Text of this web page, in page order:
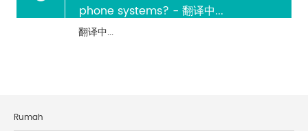
phone systems? - 翻译中...
翻译中...
Rumah